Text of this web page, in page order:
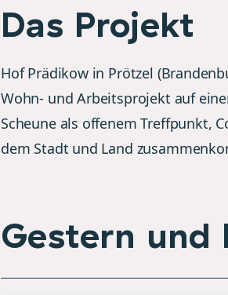
Das Projekt
Hof Prädikow in Prötzel
Wohn- und Arbeitsprojekt auf
Scheune als offenem Treffpunkt,
dem Stadt und Land
Gestern und